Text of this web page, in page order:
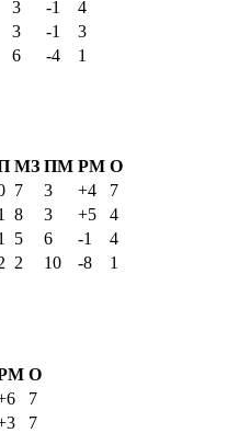
3 -1
4
3 -1
3
6 -4
1
МЗ ПМ РМ О
7 3 +4
7
8 3 +5
4
5 6 -1
4
2 10 -8
1
О
7
7